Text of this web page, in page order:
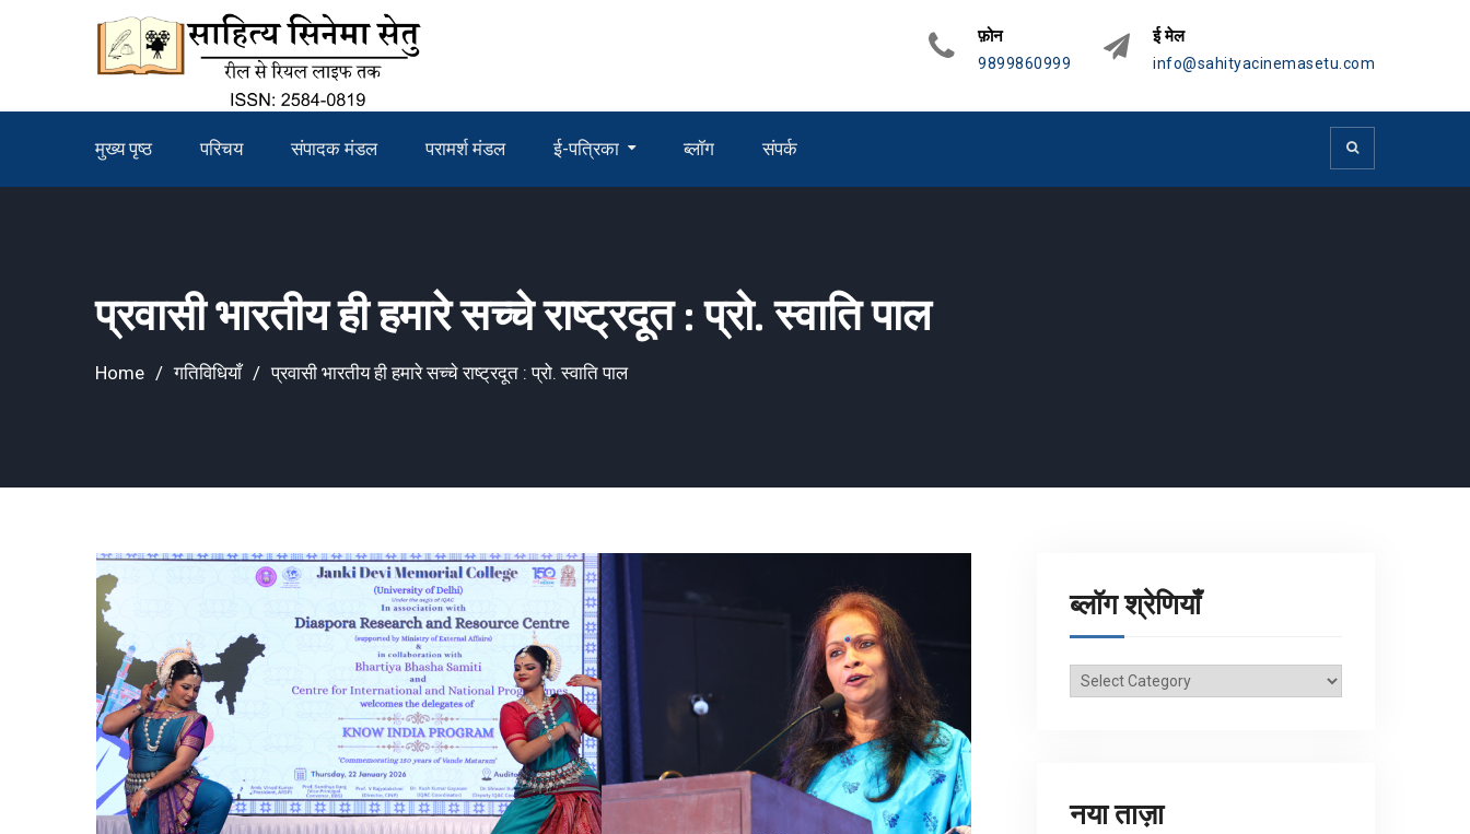
फ़ोन
9899860999
ई मेल
info@sahityacinemasetu.com
मुख्य पृष्ठ परिचय संपादक मंडल परामर्श मंडल ई-पत्रिका ब्लॉग संपर्क
प्रवासी भारतीय ही हमारे सच्चे राष्ट्रदूत : प्रो. स्वाति पाल
Home गतिविधियाँ प्रवासी भारतीय ही हमारे सच्चे राष्ट्रदूत : प्रो. स्वाति पाल
ब्लॉग श्रेणियाँ
ब्लॉग
नया ताज़ा